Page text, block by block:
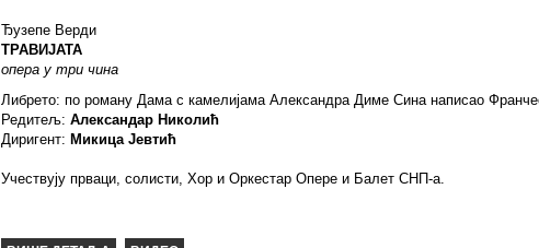
Ђузепе Верди
ТРАВИЈАТА
опера у три чина
Либрето: по роману Дама с камелијама Александра Диме Сина написао
Редитељ:Александар Николић
Диригент: Микица Јевтић
Учествују прваци, солисти, Хор и Оркестар Опере и Балет СНП-а.